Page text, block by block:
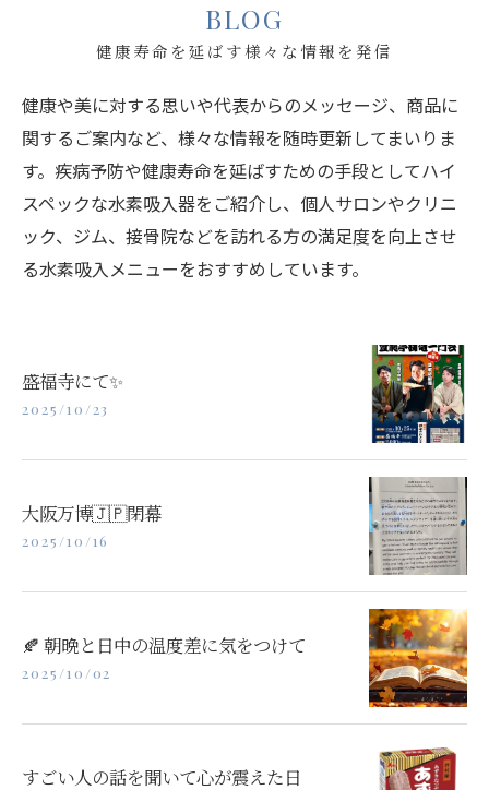
BLOG
健康寿命を延ばす様々な情報を発信
健康や美に対する思いや代表からのメッセージ、商品に
関するご案内など、様々な情報を随時更新してまいりま
す。疾病予防や健康寿命を延ばすための手段としてハイ
スペックな水素吸入器をご紹介し、個人サロンやクリニ
ック、ジム、接骨院などを訪れる方の満足度を向上させ
る水素吸入メニューをおすすめしています。
盛福寺にて✨️
2025/10/23
大阪万博🇯🇵閉幕
2025/10/16
🍂 朝晩と日中の温度差に気をつけて
2025/10/02
すごい人の話を聞いて心が震えた日